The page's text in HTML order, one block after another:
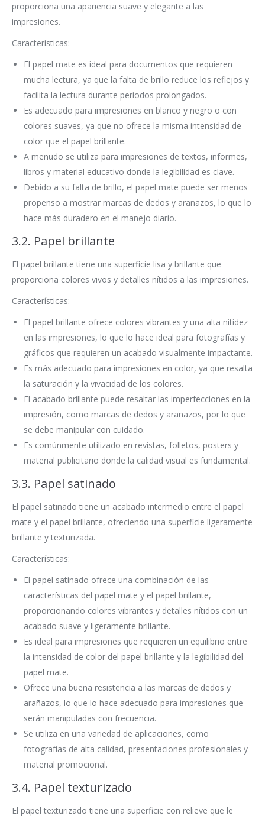
proporciona una apariencia suave y elegante a las
impresiones.
Características:
El papel mate es ideal para documentos que requieren
mucha lectura, ya que la falta de brillo reduce los reflejos y
facilita la lectura durante períodos prolongados.
Es adecuado para impresiones en blanco y negro o con
colores suaves, ya que no ofrece la misma intensidad de
color que el papel brillante.
A menudo se utiliza para impresiones de textos, informes,
libros y material educativo donde la legibilidad es clave.
Debido a su falta de brillo, el papel mate puede ser menos
propenso a mostrar marcas de dedos y arañazos, lo que lo
hace más duradero en el manejo diario.
3.2. Papel brillante
El papel brillante tiene una superficie lisa y brillante que
proporciona colores vivos y detalles nítidos a las impresiones.
Características:
El papel brillante ofrece colores vibrantes y una alta nitidez
en las impresiones, lo que lo hace ideal para fotografías y
gráficos que requieren un acabado visualmente impactante.
Es más adecuado para impresiones en color, ya que resalta
la saturación y la vivacidad de los colores.
El acabado brillante puede resaltar las imperfecciones en la
impresión, como marcas de dedos y arañazos, por lo que
se debe manipular con cuidado.
Es comúnmente utilizado en revistas, folletos, posters y
material publicitario donde la calidad visual es fundamental.
3.3. Papel satinado
El papel satinado tiene un acabado intermedio entre el papel
mate y el papel brillante, ofreciendo una superficie ligeramente
brillante y texturizada.
Características:
El papel satinado ofrece una combinación de las
características del papel mate y el papel brillante,
proporcionando colores vibrantes y detalles nítidos con un
acabado suave y ligeramente brillante.
Es ideal para impresiones que requieren un equilibrio entre
la intensidad de color del papel brillante y la legibilidad del
papel mate.
Ofrece una buena resistencia a las marcas de dedos y
arañazos, lo que lo hace adecuado para impresiones que
serán manipuladas con frecuencia.
Se utiliza en una variedad de aplicaciones, como
fotografías de alta calidad, presentaciones profesionales y
material promocional.
3.4. Papel texturizado
El papel texturizado tiene una superficie con relieve que le